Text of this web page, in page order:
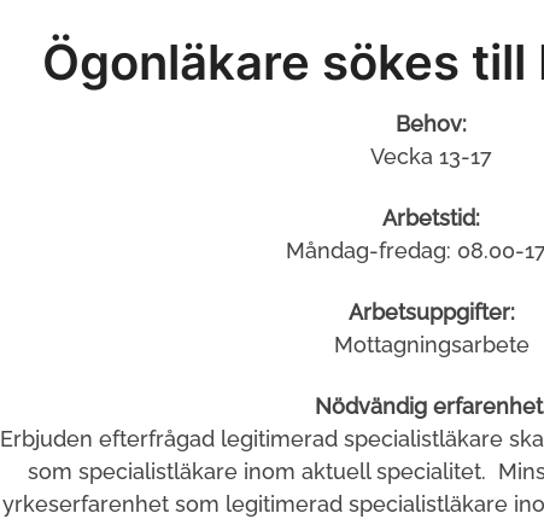
Ögonläkare sökes
Behov:
Vecka 13-17
Arbetstid:
Måndag-fredag: 08.00-
Arbetsuppgifter:
Mottagningsarbete
Nödvändig
Erbjuden efterfrågad legitimerad specialistläkare
som specialistläkare inom aktuell specialitet.
yrkeserfarenhet som legitimerad specialistläkare